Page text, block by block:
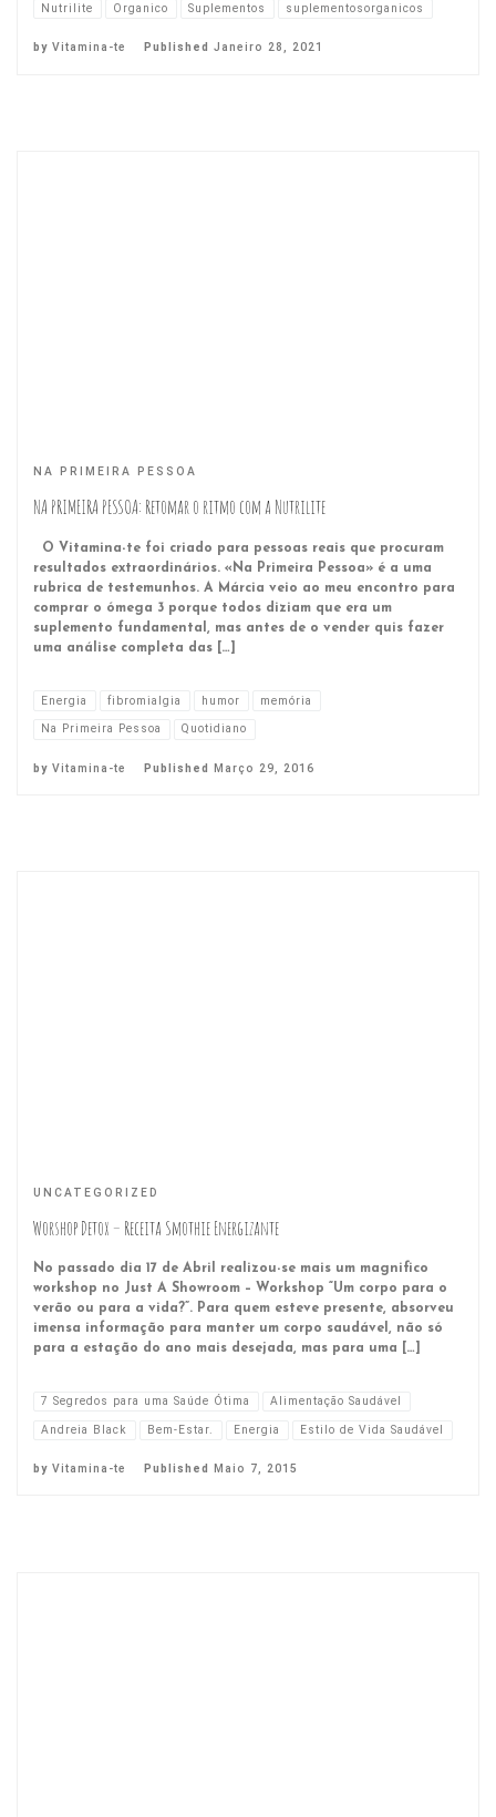
Nutrilite
Organico Suplementos suplementosorganicos
by Vitamina-te Published Janeiro 28, 2021
NA PRIMEIRA PESSOA
NA PRIMEIRA PESSOA: Retomar o ritmo com a Nutrilite
O Vitamina-te foi criado para pessoas reais que procuram
resultados extraordinários. «Na Primeira Pessoa» é a uma
rubrica de testemunhos. A Márcia veio ao meu encontro para
comprar o ómega 3 porque todos diziam que era um
suplemento fundamental, mas antes de o vender quis fazer
uma análise completa das […]
Energia fibromialgia humor
memória
Na Primeira Pessoa
Quotidiano
by Vitamina-te Published Março 29, 2016
UNCATEGORIZED
Worshop Detox – Receita Smothie Energizante
No passado dia 17 de Abril realizou-se mais um magnifico
workshop no Just A Showroom – Workshop “Um corpo para o
verão ou para a vida?”. Para quem esteve presente, absorveu
imensa informação para manter um corpo saudável, não só
para a estação do ano mais desejada, mas para uma […]
7 Segredos para uma Saúde Ótima
Alimentação Saudável
Andreia Black
Bem-Estar. Energia Estilo de Vida Saudável
by Vitamina-te Published Maio 7, 2015